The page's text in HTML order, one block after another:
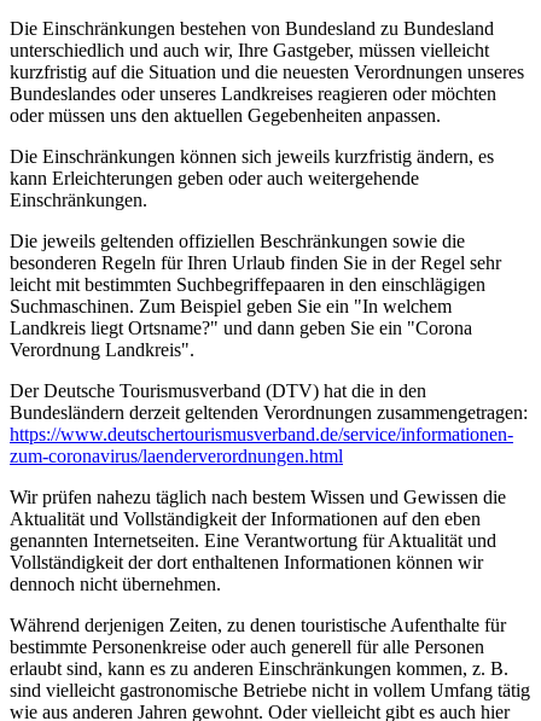
Die Einschränkungen bestehen von Bundesland zu Bundesland
unterschiedlich und auch wir, Ihre Gastgeber, müssen vielleicht
kurzfristig auf die Situation und die neuesten Verordnungen unseres
Bundeslandes oder unseres Landkreises reagieren oder möchten
oder müssen uns den aktuellen Gegebenheiten anpassen.
Die Einschränkungen können sich jeweils kurzfristig ändern, es
kann Erleichterungen geben oder auch weitergehende
Einschränkungen.
Die jeweils geltenden offiziellen Beschränkungen sowie die
besonderen Regeln für Ihren Urlaub finden Sie in der Regel sehr
leicht mit bestimmten Suchbegriffepaaren in den einschlägigen
Suchmaschinen. Zum Beispiel geben Sie ein "In welchem
Landkreis liegt Ortsname?" und dann geben Sie ein "Corona
Verordnung Landkreis".
Der Deutsche Tourismusverband (DTV) hat die in den
Bundesländern derzeit geltenden Verordnungen zusammengetragen:
https://www.deutscher­tourismusverband.de/­service/­informationen-
zum-coronavirus/­laenderverordnungen.html
Wir prüfen nahezu täglich nach bestem Wissen und Gewissen die
Aktualität und Vollständigkeit der Informationen auf den eben
genannten Internetseiten. Eine Verantwortung für Aktualität und
Vollständigkeit der dort enthaltenen Informationen können wir
dennoch nicht übernehmen.
Während derjenigen Zeiten, zu denen touristische Aufenthalte für
bestimmte Personenkreise oder auch generell für alle Personen
erlaubt sind, kann es zu anderen Einschränkungen kommen, z. B.
sind vielleicht gastronomische Betriebe nicht in vollem Umfang tätig
wie aus anderen Jahren gewohnt. Oder vielleicht gibt es auch hier